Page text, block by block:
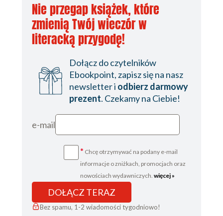
Nie przegap książek, które
zmienią Twój wieczór w
literacką przygodę!
Dołącz do czytelników
Ebookpoint, zapisz się na nasz
newsletter i odbierz darmowy
prezent. Czekamy na Ciebie!
e-mail
* Chcę otrzymywać na podany e-mail
informacje o zniżkach, promocjach oraz
nowościach wydawniczych. więcej »
DOŁĄCZ TERAZ
Bez spamu, 1-2 wiadomości tygodniowo!